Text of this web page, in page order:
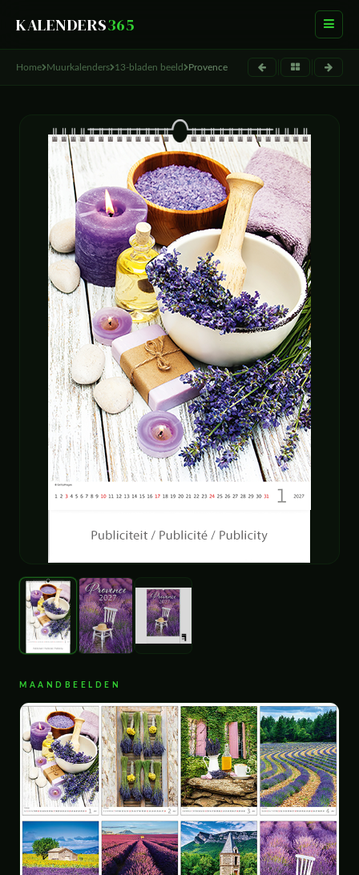
KALENDERS365
Home Muurkalenders 13-bladen beeld Provence
MAANDBEELDEN